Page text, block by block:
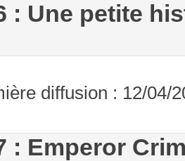
: Une petite
diffusion : 12/04/
: Emperor